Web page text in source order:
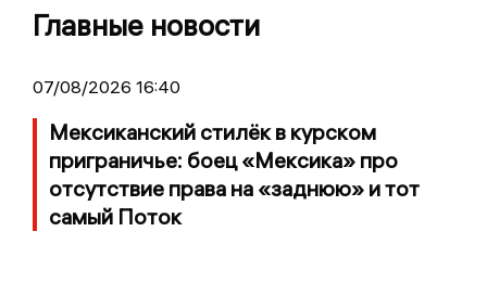
Главные новости
07/08/2026 16:40
Мексиканский стилёк в курском
приграничье: боец «Мексика» про
отсутствие права на «заднюю» и тот
самый Поток